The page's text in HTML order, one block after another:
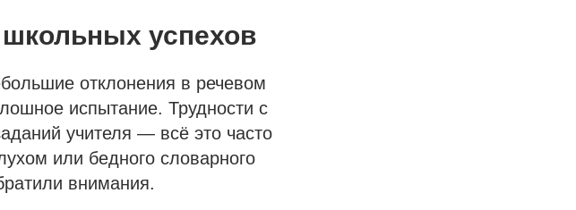
успехов
отклонения в речевом
испытание. Трудности с
учителя — всё это часто
или бедного словарного
внимания.